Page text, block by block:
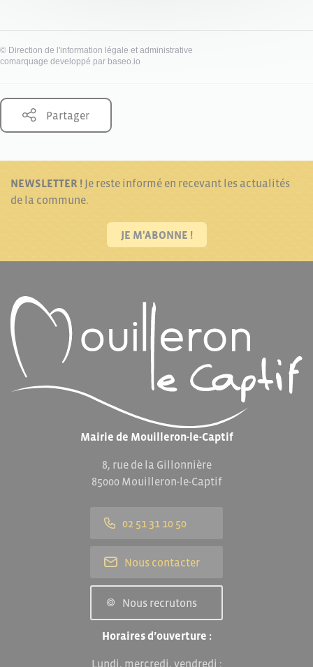
© Direction de l'information légale et administrative
comarquage developpé par baseo.io
Partager
NEWSLETTER ! Je reste informé en recevant les actualités
de la commune.
JE M'ABONNE !
Mairie de Mouilleron-le-Captif
8, rue de la Gillonnière
85000 Mouilleron-le-Captif
02 51 31 10 50
Nous contacter
Nous recrutons
Horaires d’ouverture :
Lundi, mercredi, vendredi :